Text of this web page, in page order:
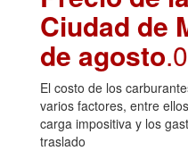
Ciudad de
de agosto
El costo de los
varios factores, entre
carga impositiva y los
traslado